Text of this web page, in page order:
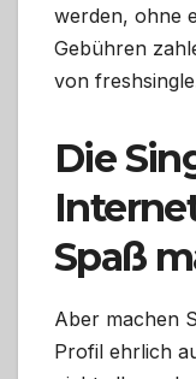
werden, ohne
Gebühren
von
Die
Spaß
Aber machen
Profil ehrlich